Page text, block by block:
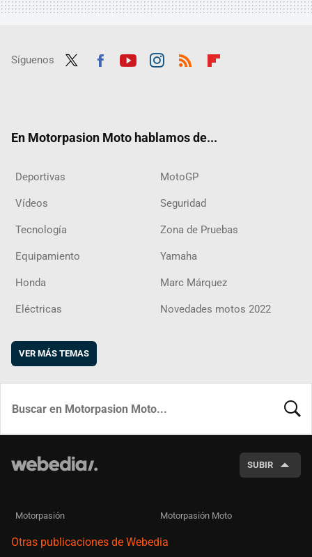
Síguenos
En Motorpasion Moto hablamos de...
Deportivas MotoGP
Vídeos Seguridad
Tecnología Zona de Pruebas
Equipamiento Yamaha
Honda Marc Márquez
Eléctricas Novedades motos 2022
VER MÁS TEMAS
SUBIR
Motorpasión Motorpasión Moto
Otras publicaciones de Webedia